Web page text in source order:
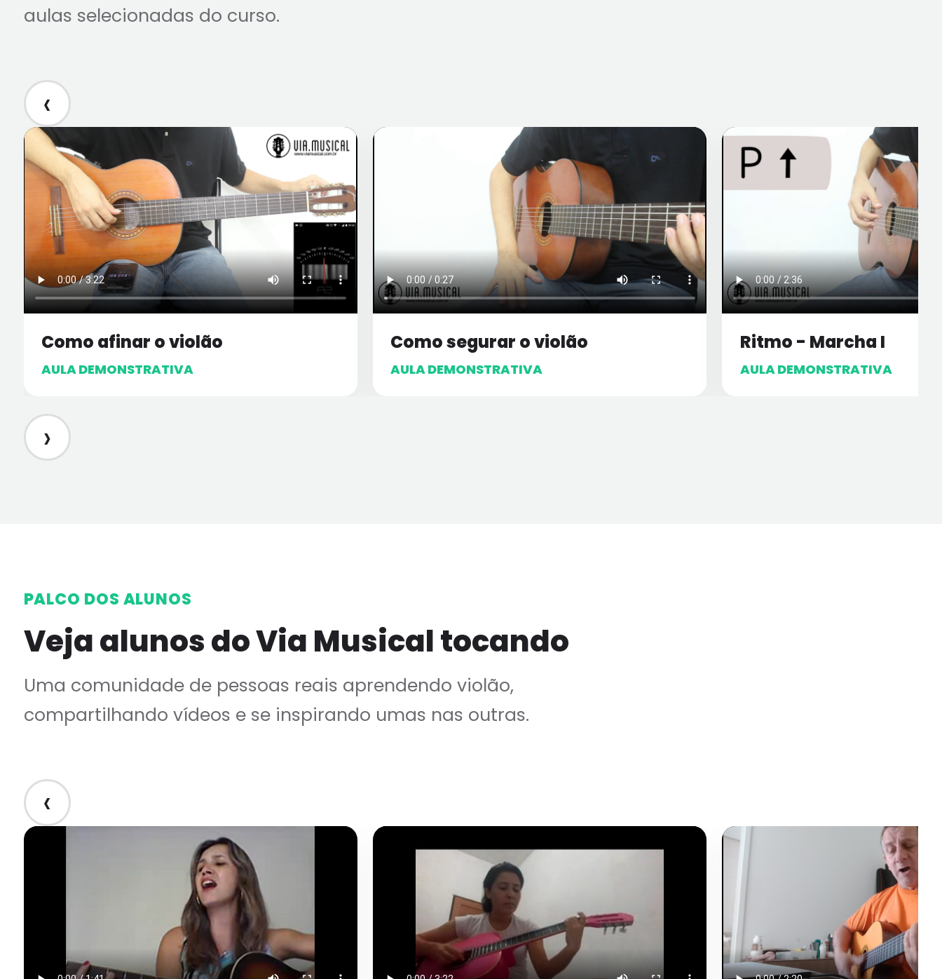
aulas selecionadas do curso.
‹
Como afinar o violão
AULA DEMONSTRATIVA
Como segurar o violão
AULA DEMONSTRATIVA
Ritmo - Marcha I
AULA DEMONSTRATIVA
›
PALCO DOS ALUNOS
Veja alunos do Via Musical tocando
Uma comunidade de pessoas reais aprendendo violão,
compartilhando vídeos e se inspirando umas nas outras.
‹